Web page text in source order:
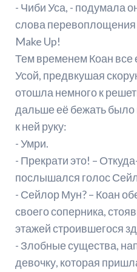
- Чиби Уса, - подумала
слова
Make Up!
Тем временем Коан
Усой, предвкушая
отошла немного к
дальше её бежать было
к ней руку:
- Умри.
- Прекрати это! –
послышался голос
- Сейлор Мун? – Коан
своего соперника,
этажей строившегося
- Злобные существа,
девочку, которая